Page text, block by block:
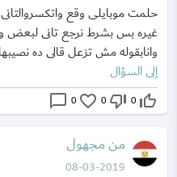
حلمت موبايلى وقع
غيره بس بشرط نرجع تانى لبعض
وانابقوله مش تزعل قالى ده
إلى السؤال
thumb_up_off_alt
0
thumb_down_off_alt
0
favorite_border
0
chat_bubble_outline
من مجهول
08-03-2019